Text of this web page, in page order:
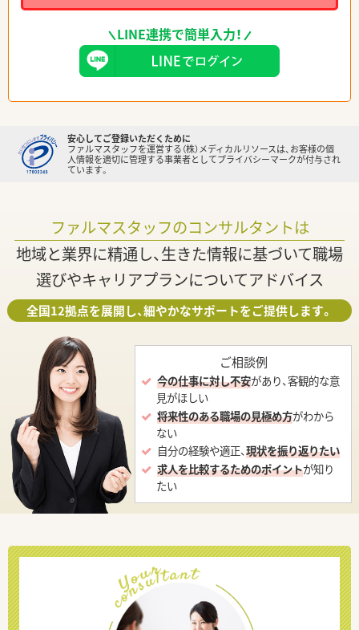
LINE連携で簡単入力！
安心してご登録いただくために
ファルマスタッフを運営する（株）メディカルリソースは、お客様の個
人情報を適切に管理する事業者としてプライバシーマークが付与され
ています。
ファルマスタッフのコンサルタントは
地域と業界に精通し、生きた情報に基づいて職場
選びやキャリアプランについてアドバイス
全国12拠点を展開し、細やかなサポートをご提供します。
ご相談例
今の仕事に対し不安があり、客観的な意
見がほしい
将来性のある職場の見極め方がわから
ない
自分の経験や適正、現状を振り返りたい
求人を比較するためのポイントが知り
たい